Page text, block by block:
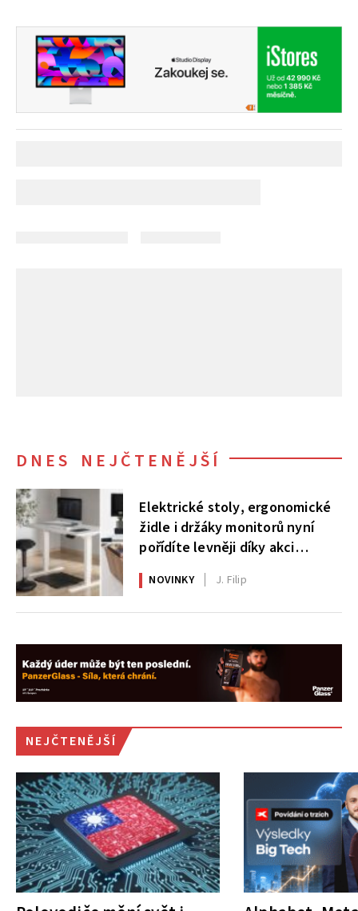
DNES NEJČTENĚJŠÍ
Elektrické stoly, ergonomické
židle i držáky monitorů nyní
pořídíte levněji díky akci
AlzaErgo
NOVINKY J. Filip
NEJČTENĚJŠÍ